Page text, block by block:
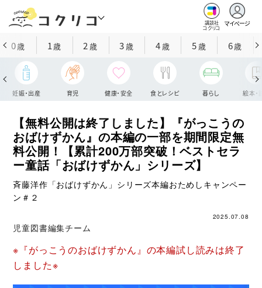
講談社
コクリコ
マイページ
0歳 1歳 2 歳 3歳 4歳 5歳 6歳
妊娠・出産 育児 健康・安全 食とレシピ 暮らし 絵本・
【無料公開は終了しました】『がっこうの
おばけずかん』の本編の一部を期間限定無
料公開！【累計200万部突破！ベストセラ
ー童話「おばけずかん」シリーズ】
斉藤洋作「おばけずかん」シリーズ本編おためしキャンペー
ン＃２
2025.07.08
児童図書編集チーム
※『がっこうのおばけずかん』の本編試し読みは終了
しました※